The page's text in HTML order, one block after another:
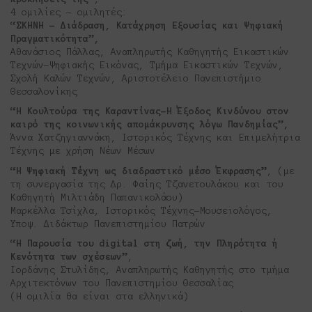
4 ομιλίες – ομιλητές:
“ΣΚΗΝΗ – Διάδραση, Κατάχρηση Εξουσίας και Ψηφιακή
Πραγματικότητα”,
Αθανάσιος Πάλλας, Αναπληρωτής Καθηγητής Εικαστικών
Τεχνών-Ψηφιακής Εικόνας, Τμήμα Εικαστικών Τεχνών,
Σχολή Καλών Τεχνών, Αριστοτέλειο Πανεπιστήμιο
Θεσσαλονίκης
“Η Κουλτούρα της Καραντίνας-Η Έξοδος Κινδύνου στον
καιρό της κοινωνικής απομάκρυνσης λόγω Πανδημίας”,
Άννα Χατζηγιαννάκη, Ιστορικός Τέχνης και Επιμελήτρια
Τέχνης με χρήση Νέων Μέσων
“Η Ψηφιακή Τέχνη ως διαδραστικό μέσο Έκφρασης” , (με
τη συνεργασία της Δρ. Φαίης Τζανετουλάκου και του
Καθηγητή Μιλτιάδη Παπανικολάου)
Μαρκέλλα Τσίχλα, Ιστορικός Τέχνης-Μουσειολόγος,
Υποψ. Διδάκτωρ Πανεπιστημίου Πατρών
“Η Παρουσία του digital στη ζωή, την Πληρότητα ή
Κενότητα των σχέσεων” ,
Ιορδάνης Στυλίδης, Αναπληρωτής Καθηγητής στο τμήμα
Αρχιτεκτόνων του Πανεπιστημίου Θεσσαλίας
(Η ομιλία θα είναι στα ελληνικά)